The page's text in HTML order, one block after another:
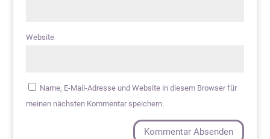
Website
Name, E-Mail-Adresse und Website in diesem Browser für
meinen nächsten Kommentar speichern.